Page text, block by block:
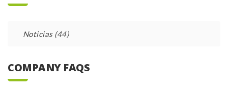
Noticias(44)
COMPANY FAQS